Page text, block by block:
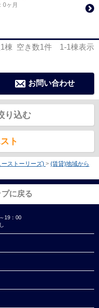
0ヶ月
1棟 空き数1件 1-1棟表示
お問い合わせ
り込む
ト
ストーリーズ) > (賃貸)地域から
に戻る
19：00